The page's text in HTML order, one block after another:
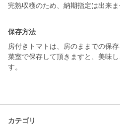
完熟収穫のため、納期指定は出来
保存方法
房付きトマトは、房のままでの保
菜室で保存して頂きますと、美味
す。
カテゴリ